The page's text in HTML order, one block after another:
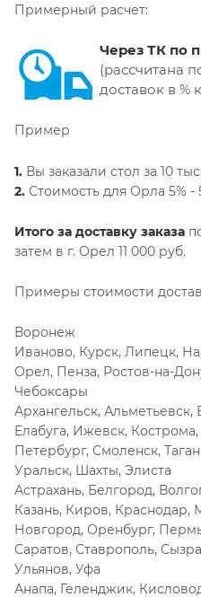
Примерный расчет:
Через ТК по
(рассчитана
доставок в %
Пример
1. Вы заказали стол за 10
2. Стоимость для Орла 5% -
Итого за доставку заказа
затем в г. Орел 11 000 руб.
Примеры стоимости
Воронеж
Иваново, Курск, Липецк,
Орел, Пенза, Ростов-на-
Чебоксары
Архангельск, Альметьевск,
Елабуга, Ижевск,
Петербург, Смоленск,
Уральск, Шахты, Элиста
Астрахань, Белгород,
Казань, Киров,
Новгород, Оренбург,
Саратов, Ставрополь,
Ульянов, Уфа
Анапа, Геленджик,